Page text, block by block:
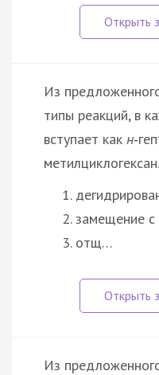
Из
типы реакций, в
вступает как н
метилциклогексан.
замещение с
отщ…
Из